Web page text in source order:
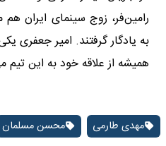
رامین‌فر، زوج سینمای ایران
به یادگار گرفتند. امیر جعفری
همیشه از علاقه خود به این تیم
مهدی طارمی محسن مسلمان